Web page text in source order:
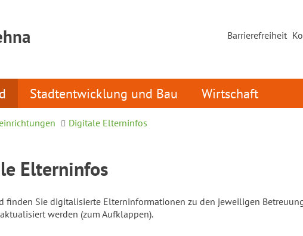
Barrierefreiheit
Stadtentwicklung und Bau Wirtschaft
Digitale Elterninfos
Elterninfos
finden Sie digitalisierte Elterninformationen zu den jeweiligen
werden (zum Aufklappen).